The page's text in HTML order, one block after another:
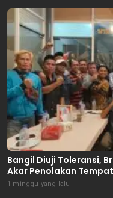
Bangil Diuji Toleransi,
Akar Penolakan
1 minggu yang lalu